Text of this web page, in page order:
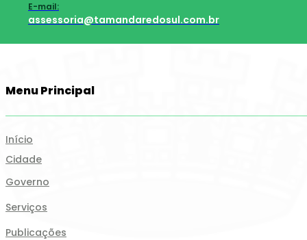
E-mail:
assessoria@tamandaredosul.com.br
Menu Principal
Início
Cidade
Governo
Serviços
Publicações